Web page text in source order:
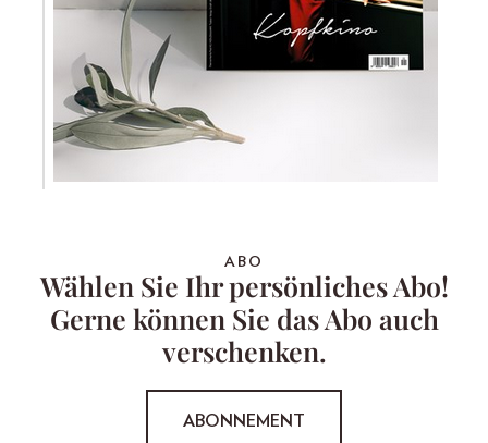
ABO
Wählen Sie Ihr persönliches Abo!
Gerne können Sie das Abo auch
verschenken.
ABONNEMENT